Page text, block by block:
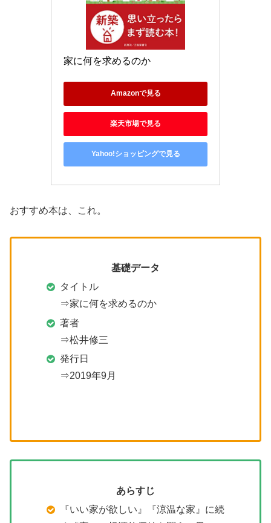
家に何を求めるのか
Amazonで見る
楽天市場で見る
Yahoo!ショッピングで見る
おすすめ本は、これ。
基礎データ
タイトル
⇒家に何を求めるのか
著者
⇒松井修三
発行日
⇒2019年9月
あらすじ
『いい家が欲しい』『涼温な家』に続